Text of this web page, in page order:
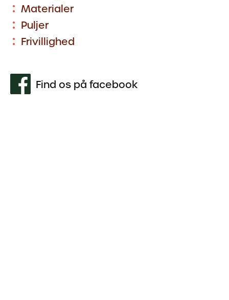
Materialer
Puljer
Frivillighed
Find os på facebook